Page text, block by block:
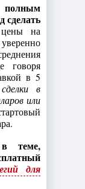
сделать
на
говоря
в 5
в
или
теме,
для